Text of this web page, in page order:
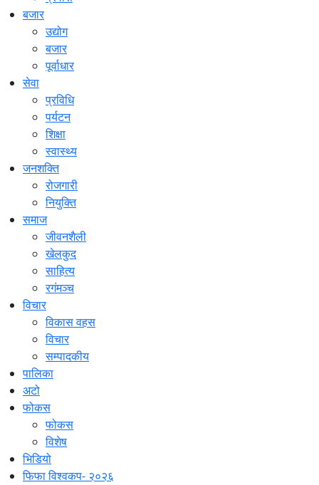
बजार
उद्योग
बजार
पूर्वाधार
सेवा
प्रविधि
पर्यटन
शिक्षा
स्वास्थ्य
जनशक्ति
रोजगारी
नियुक्ति
समाज
जीवनशैली
खेलकुद
साहित्य
रगंमञ्च
विचार
विकास वहस
विचार
सम्पादकीय
पालिका
अटो
फोकस
फोकस
विशेष
भिडियो
फिफा विश्वकप- २०२६